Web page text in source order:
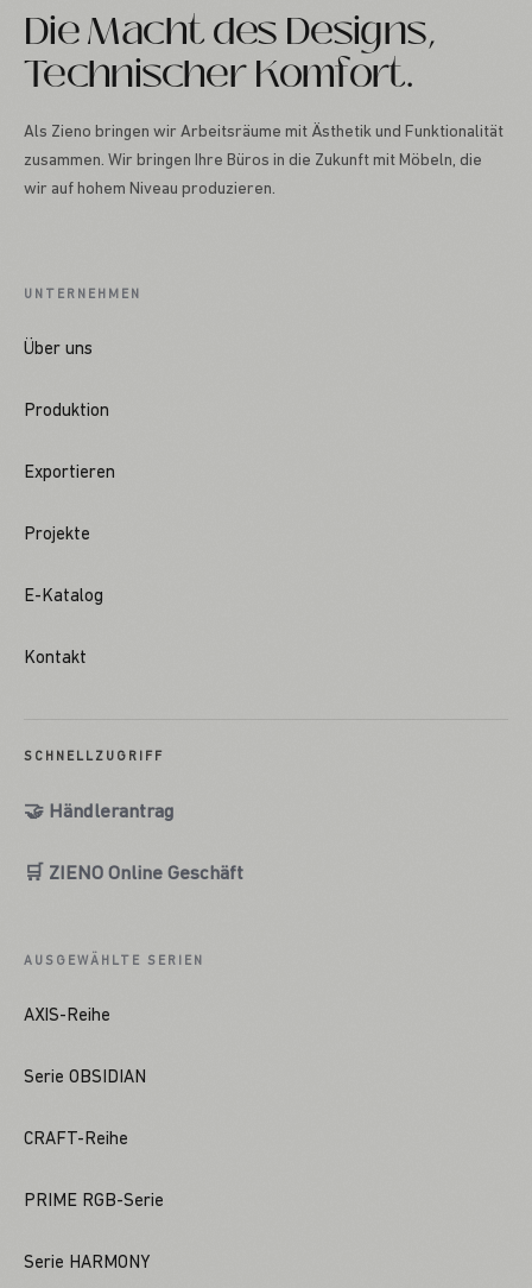
Die Macht des Designs,
Technischer Komfort.
Als Zieno bringen wir Arbeitsräume mit Ästhetik und Funktionalität
zusammen. Wir bringen Ihre Büros in die Zukunft mit Möbeln, die
wir auf hohem Niveau produzieren.
UNTERNEHMEN
Über uns
Produktion
Exportieren
Projekte
E-Katalog
Kontakt
SCHNELLZUGRIFF
🤝 Händlerantrag
🛒 ZIENO Online Geschäft
AUSGEWÄHLTE SERIEN
AXIS-Reihe
Serie OBSIDIAN
CRAFT-Reihe
PRIME RGB-Serie
Serie HARMONY